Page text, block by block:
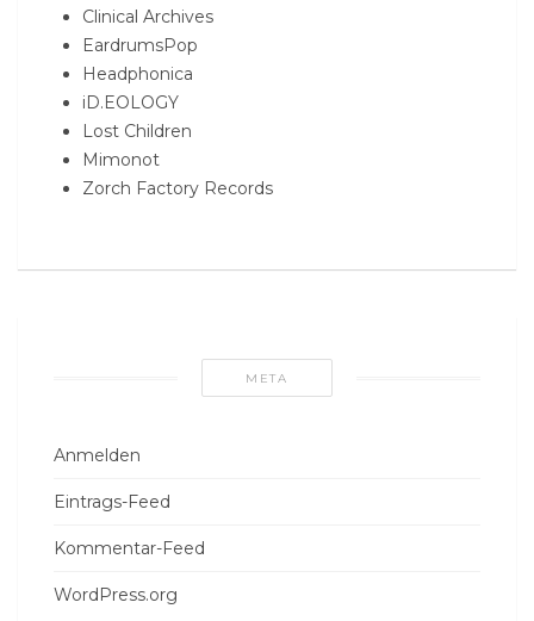
Clinical Archives
EardrumsPop
Headphonica
iD.EOLOGY
Lost Children
Mimonot
Zorch Factory Records
META
Anmelden
Eintrags-Feed
Kommentar-Feed
WordPress.org